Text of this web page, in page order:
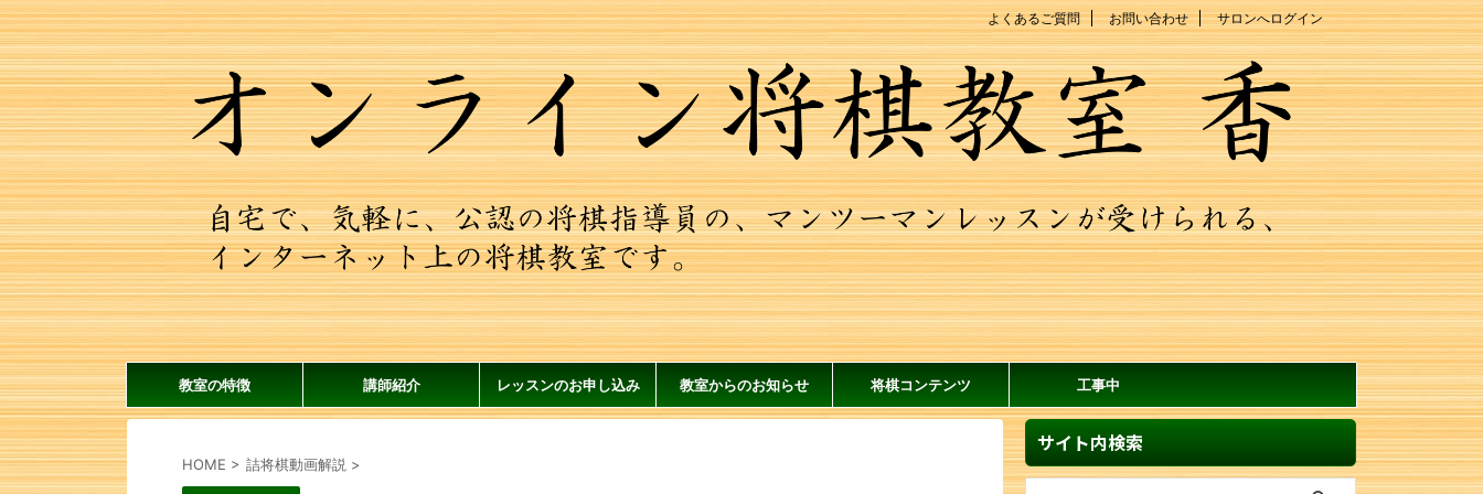
よくあるご質問 お問い合わせ サロンへログイン
教室の特徴 講師紹介 レッスンのお申し込み 教室からのお知らせ 将棋コンテンツ 工事中
HOME > 詰将棋動画解説 >
サイト内検索